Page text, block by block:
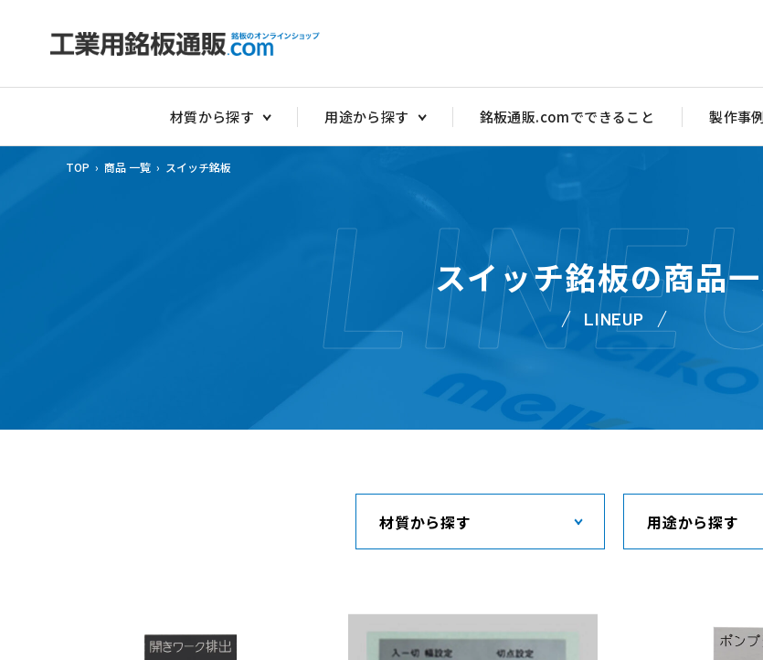
材質から探す
アクリルダイヤル銘板
アクリル切替銘板
アクリルスイッチ銘板
アクリルタイトル銘板・短冊銘板
アクリルダルマ銘板 P型
アクリルダルマ銘板 PW型
アクリルバルブ銘板
アクリル部品目盛彫刻
アクリルダルマ（メガネ）銘板 PW型
アクリルタイトル銘板 短冊銘板
アクリルダルマ（メガネ）銘板 P型
アクリル注意銘板
用途から探す 銘板通販.comでできること 製作事例
TOP › 商品 一覧 › スイッチ銘板
スイッチ銘板の商品
LINEUP
材質から探す 用途から探す